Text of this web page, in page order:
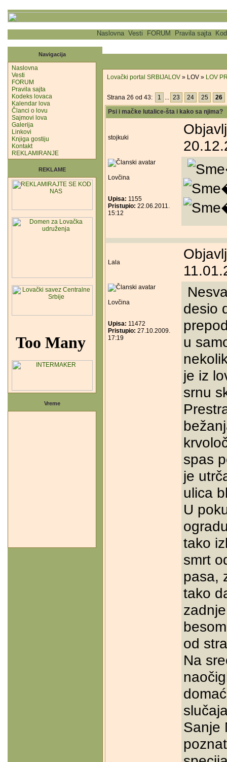
Naslovna Vesti FORUM Pravila sajta
Navigacija
Naslovna
Vesti
FORUM
Pravila sajta
Kodeks lovaca
Kalendar lova
Članci o lovu
Sajmovi lova
Galerija
Linkovi
Knjiga gostiju
Kontakt
REKLAMIRANJE
REKLAME
Vreme
Lovački portal SRBIJALOV » LOV » LOV
Strana 26 od 43: 1 ... 23 24 25
26
Psi i mačke lutalice-šta i kako sa njima?
stojkuki
Lovčina
Upisa: 1155
Pristupio: 22.06.2011.
15:12
Lala
Lovčina
Upisa: 11472
Pristupio: 27.10.2009.
17:19
desio
u
je iz
srnu
spas
je
ulica
U
tako
smrt
pasa,
tako
od
Na
Sanje